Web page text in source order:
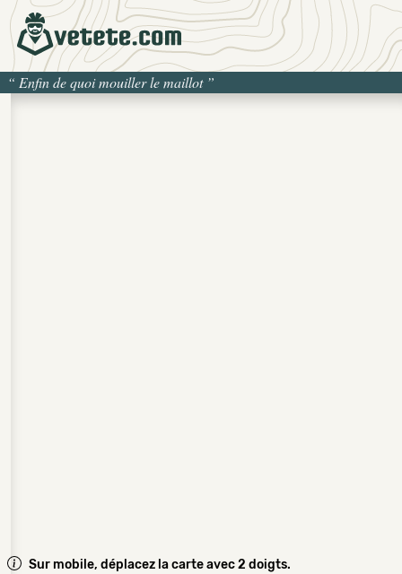
“ Enfin de quoi mouiller le maillot”
Sur mobile, déplacez la carte avec 2 doigts.